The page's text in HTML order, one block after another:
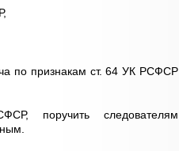
по признакам ст. 64 УК РСФСР
поручить следователям